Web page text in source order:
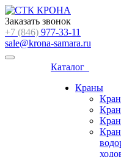
Заказать звонок
+7 (846) 977-33-11
sale@krona-samara.ru
Каталог
Краны